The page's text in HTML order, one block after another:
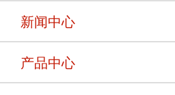
新闻中心
产品中心